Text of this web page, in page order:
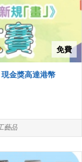
免費
金獎高達港幣
藝品